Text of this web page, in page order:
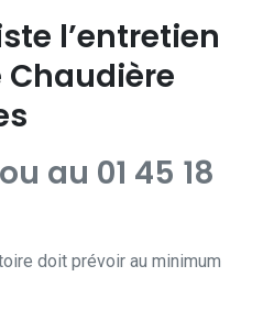
l’entretien
ou au 01 45 18
doit prévoir au minimum